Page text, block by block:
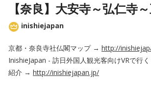
【奈良】大安寺～弘仁寺
inishiejapan
京都・奈良寺社仏閣マップ → http://
InishieJapan - 訪日外国人観光客向けVRで行
紹介 → http://inishiejapan.jp/